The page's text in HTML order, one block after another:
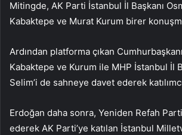
Mitingde, AK Parti İstanbul İl Başkanı
Kabaktepe ve Murat Kurum birer
Ardından platforma çıkan
Kabaktepe ve Kurum ile MHP İstanbul İl
Selim’i de sahneye davet ederek
Erdoğan daha sonra, Yeniden Refah
ederek AK Parti’ye katılan İstanbul